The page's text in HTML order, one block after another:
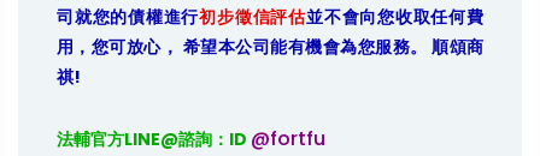
司就您的債權進行初步徵信評估並不會向您收取任何費
用，您可放心， 希望本公司能有機會為您服務。 順頌商
祺!
法輔官方LINE@諮詢：ID @fortfu